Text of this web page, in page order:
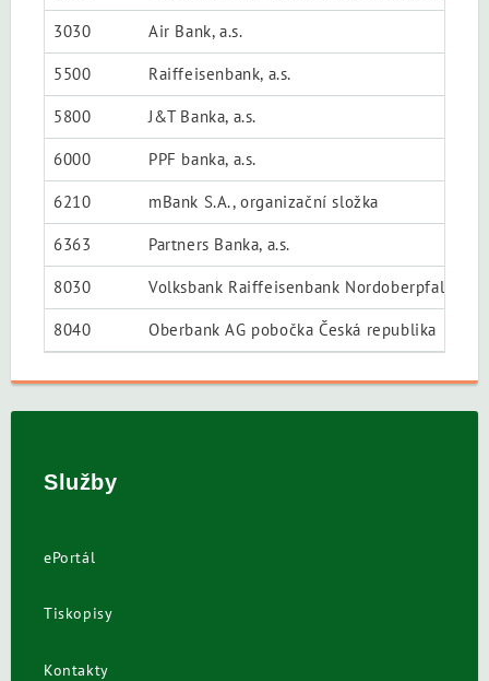
3030 Air Bank, a.s.
5500 Raiffeisenbank, a.s.
5800 J&T Banka, a.s.
6000 PPF banka, a.s.
6210 mBank S.A., organizační složka
6363 Partners Banka, a.s.
8030 Volksbank Raiffeisenbank Nordoberpfalz eG
8040 Oberbank AG pobočka Česká republika
Služby
ePortál
Tiskopisy
Kontakty